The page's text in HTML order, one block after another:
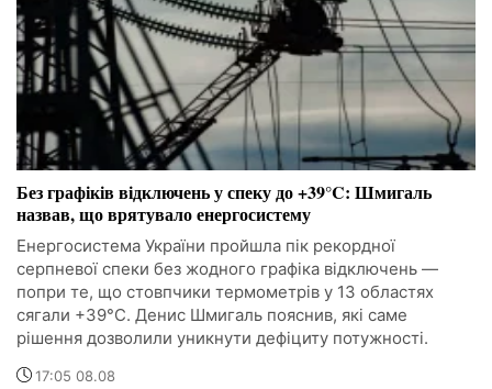
Без графіків відключень у спеку до +39°C: Шмигаль
назвав, що врятувало енергосистему
Енергосистема України пройшла пік рекордної
серпневої спеки без жодного графіка відключень —
попри те, що стовпчики термометрів у 13 областях
сягали +39°C. Денис Шмигаль пояснив, які саме
рішення дозволили уникнути дефіциту потужності.
17:05 08.08